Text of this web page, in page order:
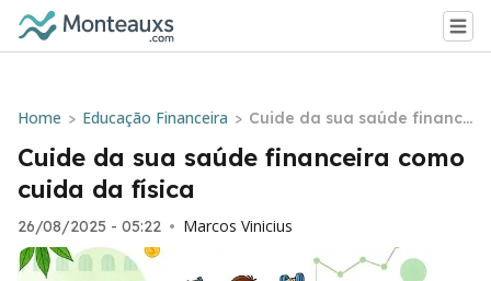
Home > Educação Financeira > Cuide da sua saúde finance
ira como cuida da física
Cuide da sua saúde financeira como
cuida da física
26/08/2025 - 05:22 • Marcos Vinicius